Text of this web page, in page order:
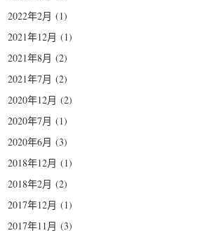
2022年2月 (1)
2021年12月 (1)
2021年8月 (2)
2021年7月 (2)
2020年12月 (2)
2020年7月 (1)
2020年6月 (3)
2018年12月 (1)
2018年2月 (2)
2017年12月 (1)
2017年11月 (3)